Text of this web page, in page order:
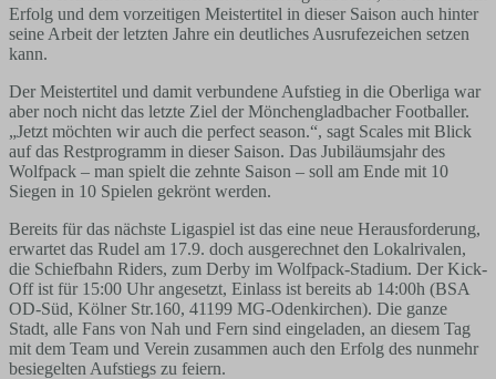
Erfolg und dem vorzeitigen Meistertitel in dieser Saison auch hinter
seine Arbeit der letzten Jahre ein deutliches Ausrufezeichen setzen
kann.
Der Meistertitel und damit verbundene Aufstieg in die Oberliga war
aber noch nicht das letzte Ziel der Mönchengladbacher Footballer.
„Jetzt möchten wir auch die perfect season.“, sagt Scales mit Blick
auf das Restprogramm in dieser Saison. Das Jubiläumsjahr des
Wolfpack – man spielt die zehnte Saison – soll am Ende mit 10
Siegen in 10 Spielen gekrönt werden.
Bereits für das nächste Ligaspiel ist das eine neue Herausforderung,
erwartet das Rudel am 17.9. doch ausgerechnet den Lokalrivalen,
die Schiefbahn Riders, zum Derby im Wolfpack-Stadium. Der Kick-
Off ist für 15:00 Uhr angesetzt, Einlass ist bereits ab 14:00h (BSA
OD-Süd, Kölner Str.160, 41199 MG-Odenkirchen). Die ganze
Stadt, alle Fans von Nah und Fern sind eingeladen, an diesem Tag
mit dem Team und Verein zusammen auch den Erfolg des nunmehr
besiegelten Aufstiegs zu feiern.